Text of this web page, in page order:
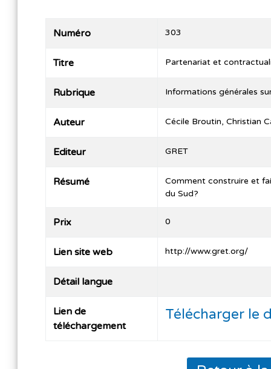
Numéro 303
Titre Partenariat et
Rubrique Informations générales
Auteur Cécile Broutin, Christian
Editeur GRET
Résumé
Comment construire et
du Sud?
Prix 0
Lien site web http://www.gret.org/
Détail langue
Lien de
téléchargement
Télécharger le